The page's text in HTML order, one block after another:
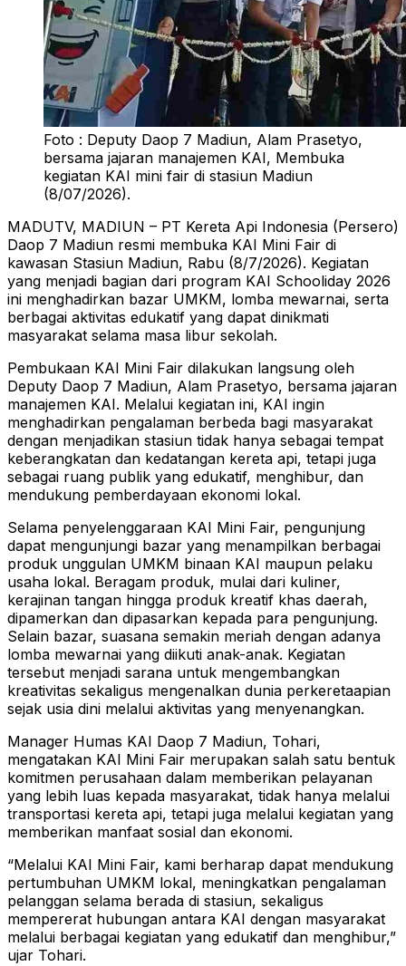
Foto : Deputy Daop 7 Madiun, Alam Prasetyo,
bersama jajaran manajemen KAI, Membuka
kegiatan KAI mini fair di stasiun Madiun
(8/07/2026).
MADUTV, MADIUN – PT Kereta Api Indonesia (Persero)
Daop 7 Madiun resmi membuka KAI Mini Fair di
kawasan Stasiun Madiun, Rabu (8/7/2026). Kegiatan
yang menjadi bagian dari program KAI Schooliday 2026
ini menghadirkan bazar UMKM, lomba mewarnai, serta
berbagai aktivitas edukatif yang dapat dinikmati
masyarakat selama masa libur sekolah.
Pembukaan KAI Mini Fair dilakukan langsung oleh
Deputy Daop 7 Madiun, Alam Prasetyo, bersama jajaran
manajemen KAI. Melalui kegiatan ini, KAI ingin
menghadirkan pengalaman berbeda bagi masyarakat
dengan menjadikan stasiun tidak hanya sebagai tempat
keberangkatan dan kedatangan kereta api, tetapi juga
sebagai ruang publik yang edukatif, menghibur, dan
mendukung pemberdayaan ekonomi lokal.
Selama penyelenggaraan KAI Mini Fair, pengunjung
dapat mengunjungi bazar yang menampilkan berbagai
produk unggulan UMKM binaan KAI maupun pelaku
usaha lokal. Beragam produk, mulai dari kuliner,
kerajinan tangan hingga produk kreatif khas daerah,
dipamerkan dan dipasarkan kepada para pengunjung.
Selain bazar, suasana semakin meriah dengan adanya
lomba mewarnai yang diikuti anak-anak. Kegiatan
tersebut menjadi sarana untuk mengembangkan
kreativitas sekaligus mengenalkan dunia perkeretaapian
sejak usia dini melalui aktivitas yang menyenangkan.
Manager Humas KAI Daop 7 Madiun, Tohari,
mengatakan KAI Mini Fair merupakan salah satu bentuk
komitmen perusahaan dalam memberikan pelayanan
yang lebih luas kepada masyarakat, tidak hanya melalui
transportasi kereta api, tetapi juga melalui kegiatan yang
memberikan manfaat sosial dan ekonomi.
“Melalui KAI Mini Fair, kami berharap dapat mendukung
pertumbuhan UMKM lokal, meningkatkan pengalaman
pelanggan selama berada di stasiun, sekaligus
mempererat hubungan antara KAI dengan masyarakat
melalui berbagai kegiatan yang edukatif dan menghibur,”
ujar Tohari.